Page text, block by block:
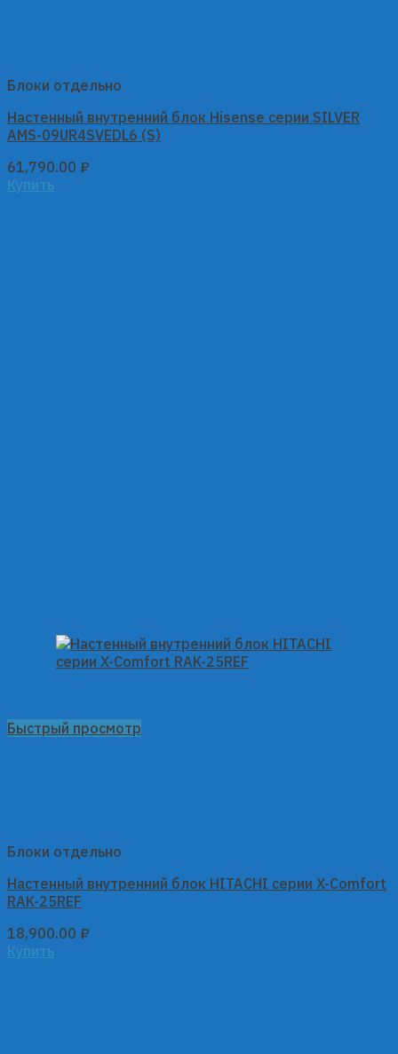
Блоки отдельно
Настенный внутренний блок Hisense серии SILVER
AMS-09UR4SVEDL6 (S)
61,790.00 ₽
Купить
Быстрый просмотр
Блоки отдельно
Настенный внутренний блок HITACHI серии X-Comfort
RAK-25REF
18,900.00 ₽
Купить